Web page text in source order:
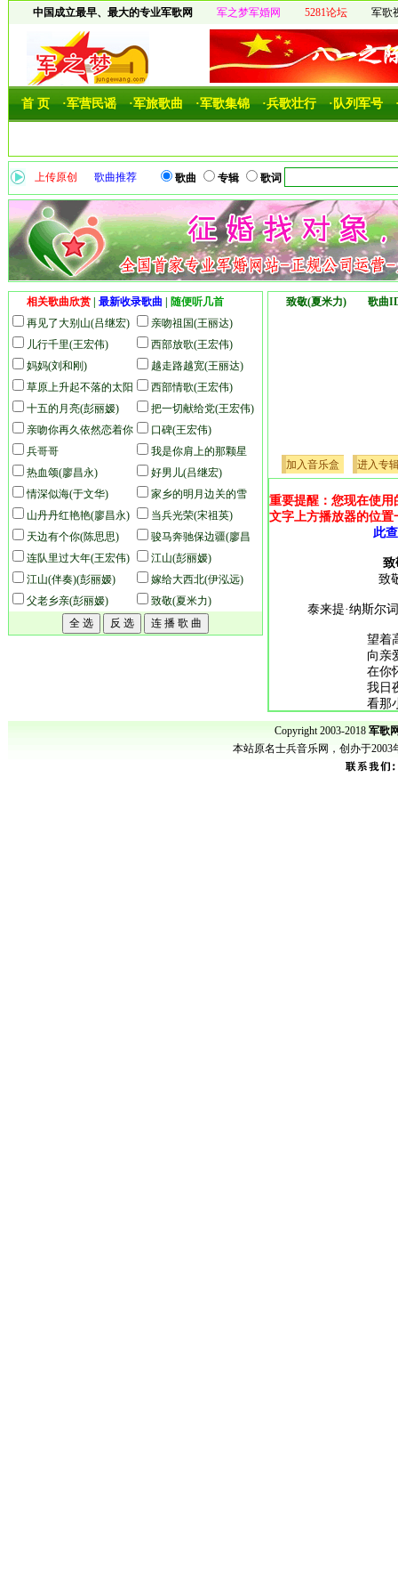
中国成立最早、最大的专业军歌网 军之梦军婚网 5281论坛 军歌
首 页 ·军营民谣 ·军旅歌曲 ·军歌集锦 ·兵歌壮行 ·队列军号
上传原创 歌曲推荐 歌曲 专辑 歌词
相关歌曲欣赏 最新收录歌曲
随便听几首
再见了大别山(吕继宏)
亲吻祖国(王丽达)
儿行千里(王宏伟)
西部放歌(王宏伟)
妈妈(刘和刚)
越走路越宽(王丽达)
草原上升起不落的太阳
(王宏伟)
西部情歌(王宏伟)
十五的月亮(彭丽嫒)
把一切献给党(王宏伟)
亲吻你再久依然恋着你
(于文华)
口碑(王宏伟)
兵哥哥
我是你肩上的那颗星
(于文华)
热血颂(廖昌永)
好男儿(吕继宏)
情深似海(于文华)
家乡的明月边关的雪
(王宏伟)
山丹丹红艳艳(廖昌永)
当兵光荣(宋祖英)
天边有个你(陈思思)
骏马奔驰保边疆(廖昌
永)
连队里过大年(王宏伟)
江山(彭丽嫒)
江山(伴奏)(彭丽嫒)
嫁给大西北(伊泓远)
父老乡亲(彭丽嫒)
致敬(夏米力)
致敬(夏米力) 歌曲
加入音乐盒 进入专
重要提醒：您现在使
文字上方播放器的位
此
致
致
泰来提·纳斯尔
望着
向亲
在你
我日
看那
小
我对
在你
Salam
Copyright 2003-2018 军歌
本站原名士兵音乐网，创办于